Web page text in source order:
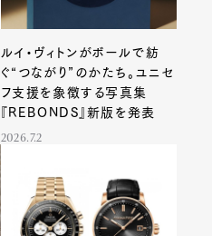
ルイ・ヴィトンがボールで紡
ぐ“つながり”のかたち。ユニセ
フ支援を象徴する写真集
『REBONDS』新版を発表
2026.7.2